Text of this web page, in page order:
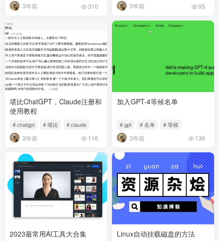
3年前 310 3年前 95
堪比ChatGPT，Claude注册和
使用教程
# chatgpt # 堪比 # claude
3年前 116
加入GPT-4等候名单
# gpt # 名单 # 等候
3年前 136
2023最常用AI工具大合集 Linux自动挂载磁盘的方法